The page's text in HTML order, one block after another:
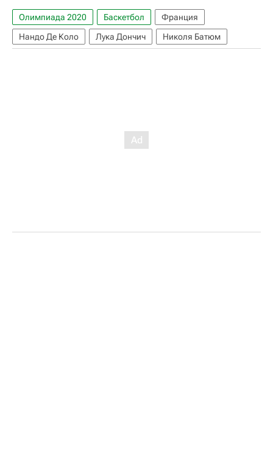
Олимпиада 2020 Баскетбол
Франция
Нандо Де Коло
Лука Дончич Николя Батюм